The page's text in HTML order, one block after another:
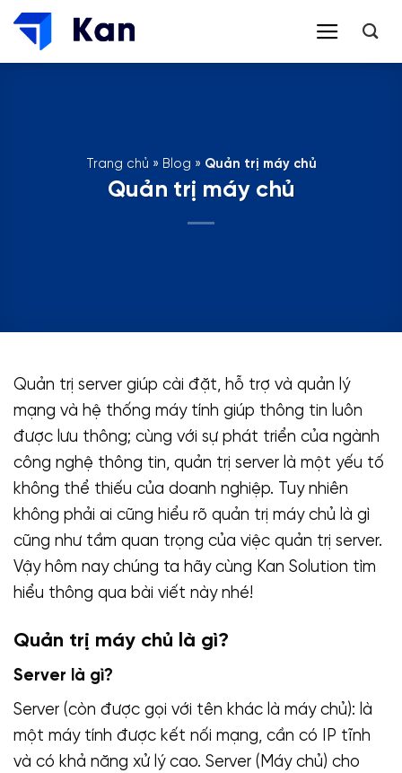
Bỏ
qua
nội
Trang chủ » Blog » Quản trị máy chủ
Quản trị máy chủ
Quản trị server giúp cài đặt, hỗ trợ và quản lý
mạng và hệ thống máy tính giúp thông tin luôn
được lưu thông; cùng với sự phát triển của ngành
công nghệ thông tin, quản trị server là một yếu tố
không thể thiếu của doanh nghiệp. Tuy nhiên
không phải ai cũng hiểu rõ quản trị máy chủ là gì
cũng như tầm quan trọng của việc quản trị server.
Vậy hôm nay chúng ta hãy cùng Kan Solution tìm
hiểu thông qua bài viết này nhé!
Quản trị máy chủ là gì?
Server là gì?
Server (còn được gọi với tên khác là máy chủ): là
một máy tính được kết nối mạng, cần có IP tĩnh
và có khả năng xử lý cao. Server (Máy chủ) cho